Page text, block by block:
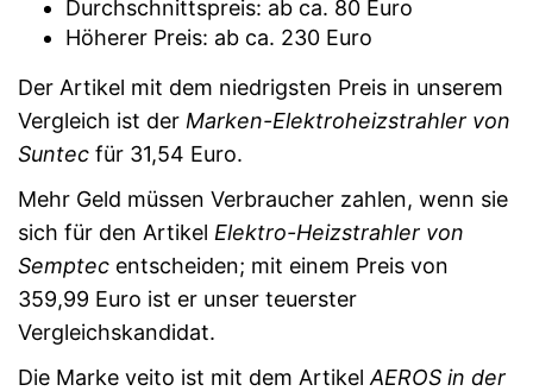
Durchschnittspreis: ab ca. 80 Euro
Höherer Preis: ab ca. 230 Euro
Der Artikel mit dem niedrigsten Preis in unserem
Vergleich ist der Marken-Elektroheizstrahler von
Suntec für 31,54 Euro.
Mehr Geld müssen Verbraucher zahlen, wenn sie
sich für den Artikel Elektro-Heizstrahler von
Semptec entscheiden; mit einem Preis von
359,99 Euro ist er unser teuerster
Vergleichskandidat.
Die Marke veito ist mit dem Artikel AEROS in der